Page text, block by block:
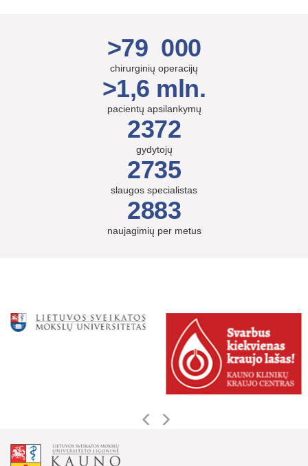
>79 000
chirurginių operacijų
>1,6 mln.
pacientų apsilankymų
2372
gydytojų
2735
slaugos specialistas
2883
naujagimių per metus